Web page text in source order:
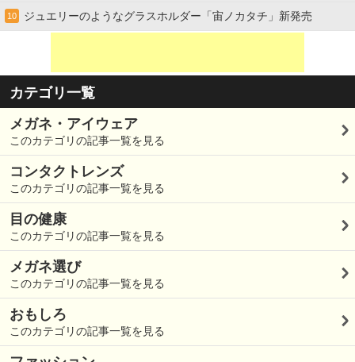
10 ジュエリーのようなグラスホルダー「宙ノカタチ」新発売
カテゴリ一覧
メガネ・アイウェア
このカテゴリの記事一覧を見る
コンタクトレンズ
このカテゴリの記事一覧を見る
目の健康
このカテゴリの記事一覧を見る
メガネ選び
このカテゴリの記事一覧を見る
おもしろ
このカテゴリの記事一覧を見る